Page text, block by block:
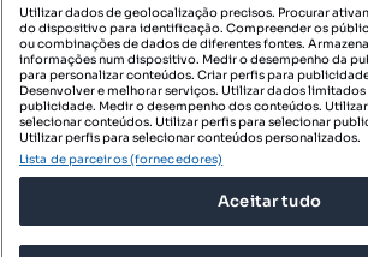
SIGA-NOS:
DESCARREGAR NA:
Utilizar dados de geolocalização precisos. Procurar
do dispositivo para identificação. Compreender os
ou combinações de dados de diferentes fontes.
informações num dispositivo. Medir o desempenho da
para personalizar conteúdos. Criar perfis para
Desenvolver e melhorar serviços. Utilizar dados
publicidade. Medir o desempenho dos conteúdos.
selecionar conteúdos. Utilizar perfis para selecionar
Utilizar perfis para selecionar conteúdos personalizados.
Lista de parceiros (fornecedores)
Aceitar tudo